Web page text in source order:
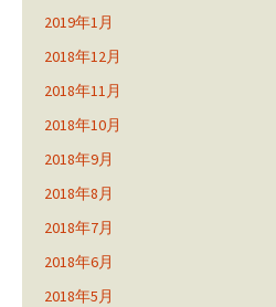
2019年1月
2018年12月
2018年11月
2018年10月
2018年9月
2018年8月
2018年7月
2018年6月
2018年5月